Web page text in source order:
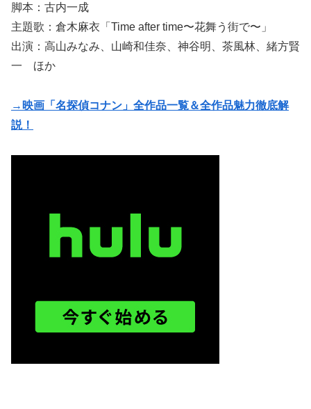
脚本：古内一成
主題歌：倉木麻衣「Time after time〜花舞う街で〜」
出演：高山みなみ、山崎和佳奈、神谷明、茶風林、緒方賢
一 ほか
→映画「名探偵コナン」全作品一覧＆全作品魅力徹底解
説！